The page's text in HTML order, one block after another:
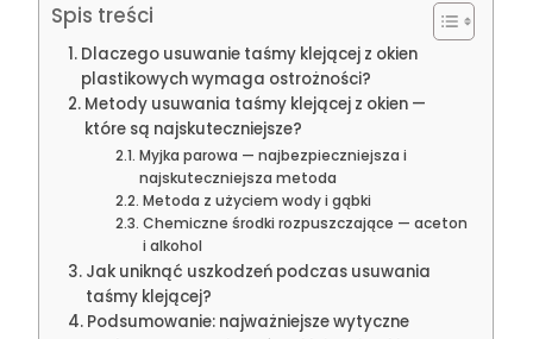
Spis treści
Dlaczego usuwanie taśmy klejącej z okien
plastikowych wymaga ostrożności?
Metody usuwania taśmy klejącej z okien —
które są najskuteczniejsze?
Myjka parowa — najbezpieczniejsza i
najskuteczniejsza metoda
Metoda z użyciem wody i gąbki
Chemiczne środki rozpuszczające — aceton
i alkohol
Jak uniknąć uszkodzeń podczas usuwania
taśmy klejącej?
Podsumowanie: najważniejsze wytyczne